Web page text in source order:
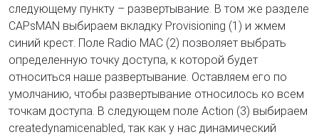
следующему пункту – развертывание. В том же разделе
CAPsMAN выбираем вкладку Provisioning (1) и жмем
синий крест. Поле Radio MAC (2) позволяет выбрать
определенную точку доступа, к которой будет
относиться наше развертывание. Оставляем его по
умолчанию, чтобы развертывание относилось ко всем
точкам доступа. В следующем поле Action (3) выбираем
createdynamicenabled, так как у нас динамический